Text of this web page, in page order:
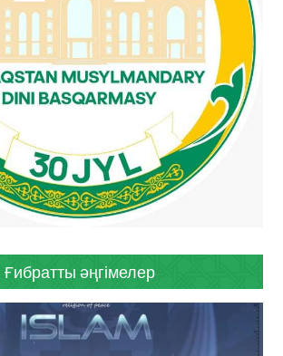
Ғибратты әңгімелер